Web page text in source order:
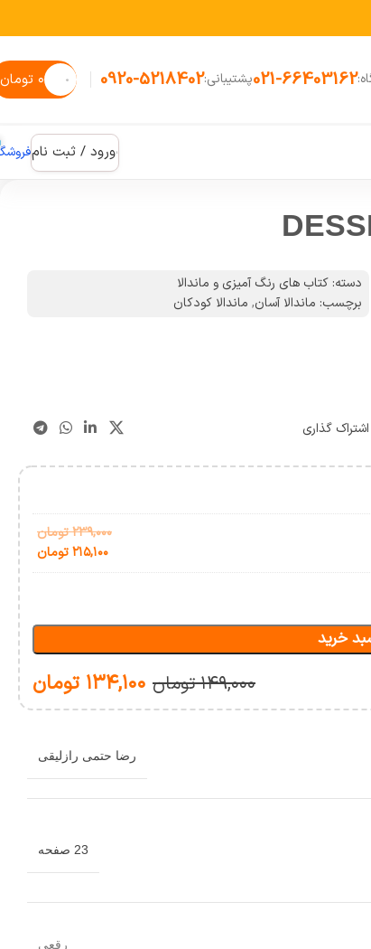
021-66403162پشتیبانی:0920-5218402 ۰ تومان
ورود / ثبت نام
دسته: کتاب های رنگ آمیزی و ماندالا
برچسب: ماندالا آسان,ماندالا کودکان
اشتراک گذاری
۲۳۹,۰۰۰تومان
۲۱۵,۱۰۰تومان
خرید
۱۴۹,۰۰۰ تومان ۱۳۴,۱۰۰ تومان
رضا حتمی رازلیقی
23 صفحه
رقعی